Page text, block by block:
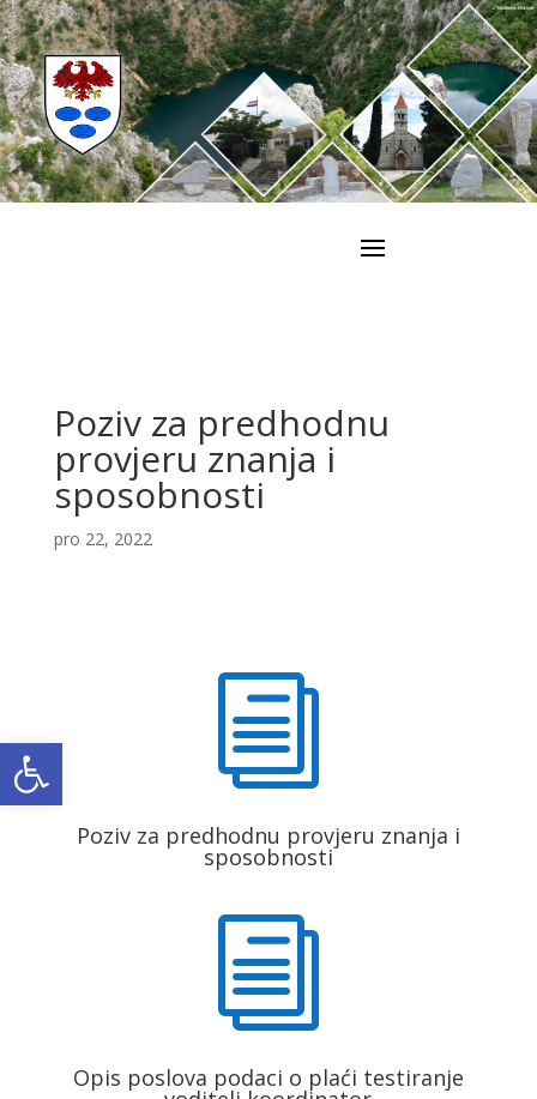
Open toolbar
Poziv za predhodnu
provjeru znanja i
sposobnosti
pro 22, 2022
i
Poziv za predhodnu provjeru znanja i
sposobnosti
i
Opis poslova podaci o plaći testiranje